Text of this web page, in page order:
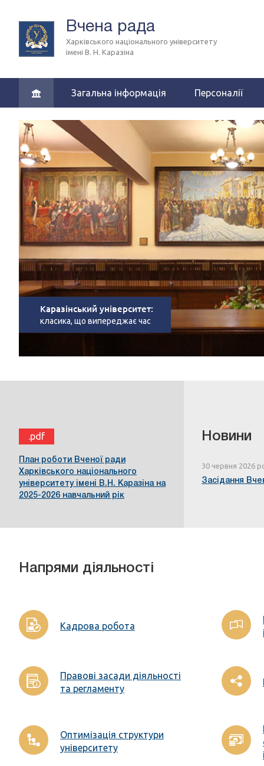
Вчена рада
Харківського національного університету
імені В. Н. Каразіна
Загальна інформація Персоналії
Каразінський університет:
класика, що випереджає час
.pdf
План роботи Вченої ради
Харківського національного
університету імені В.Н. Каразіна на
2025-2026 навчальний рік
Новини
30 червня 2026
Засідання
Напрями діяльності
Кадрова робота
Правові засади діяльності
та регламенту
Оптимізація структури
університету